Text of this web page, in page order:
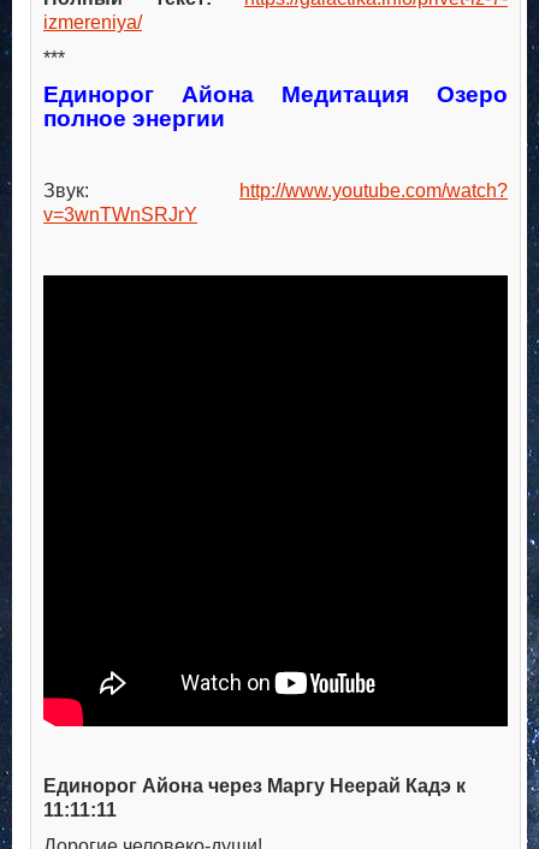
izmereniya/
***
Единорог Айона Медитация Озеро
полное энергии
Звук:
http://www.youtube.com/watch?
v=3wnTWnSRJrY
Единорог Айона через Маргу Неерай Кадэ к
11:11:11